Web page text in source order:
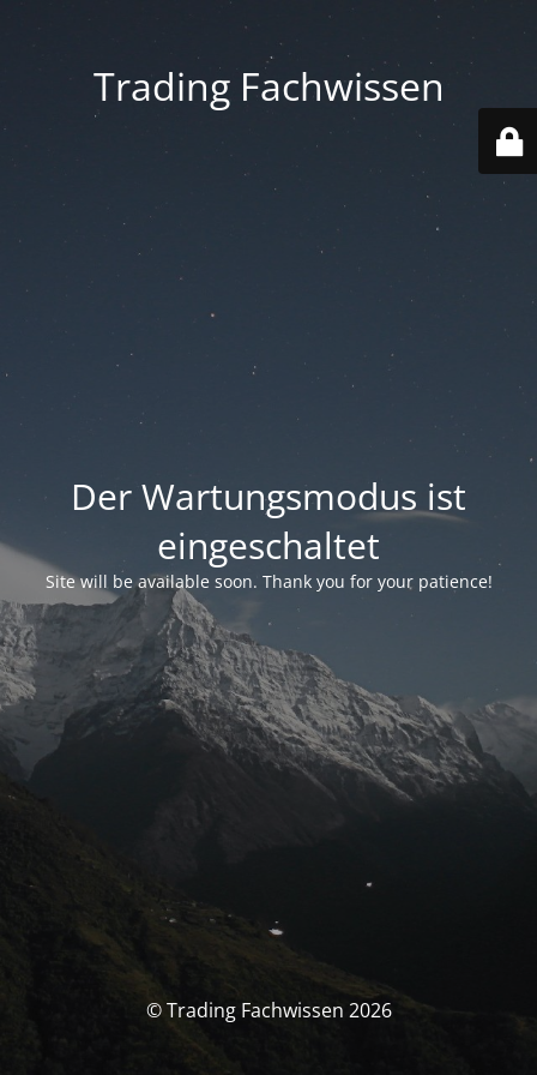
Trading Fachwissen
Der Wartungsmodus ist
eingeschaltet
Site will be available soon. Thank you for your patience!
© Trading Fachwissen 2026